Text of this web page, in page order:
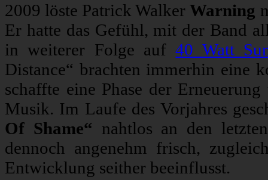
2009 löste Patrick WalkerWarning
Er hatte das Gefühl, mit der Band
in weiterer Folge auf40 Watt
Distance“ brachten immerhin eine
schaffte eine Phase der
Musik. Im Laufe des Vorjahres
Of Shame“ nahtlos an den
dennoch angenehm frisch,
Entwicklung seither beeinflusst.